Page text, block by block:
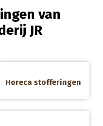
van
JR
Horeca stofferingen